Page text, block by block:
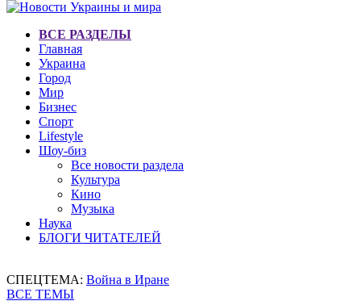
ВСЕ РАЗДЕЛЫ
Главная
Украина
Город
Мир
Бизнес
Спорт
Lifestyle
Шоу-биз
Все новости раздела
Культура
Кино
Музыка
Наука
БЛОГИ ЧИТАТЕЛЕЙ
СПЕЦТЕМА: Война в Иране
ВСЕ ТЕМЫ